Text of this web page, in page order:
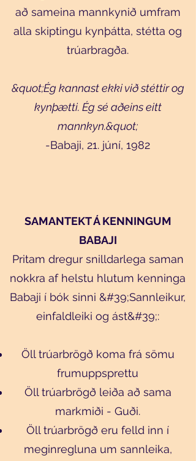
að sameina mannkynið umfram
alla skiptingu kynþátta, stétta og
trúarbragða.
&quot;Ég kannast ekki við stéttir og
kynþætti. Ég sé aðeins eitt
mannkyn.&quot;
-Babaji, 21. júní, 1982
SAMANTEKT Á KENNINGUM
BABAJI
Pritam dregur snilldarlega saman
nokkra af helstu hlutum kenninga
Babaji í bók sinni &#39;Sannleikur,
einfaldleiki og ást&#39;:
Öll trúarbrögð koma frá sömu
frumuppsprettu
Öll trúarbrögð leiða að sama
markmiði - Guði.
Öll trúarbrögð eru felld inn í
meginregluna um sannleika,